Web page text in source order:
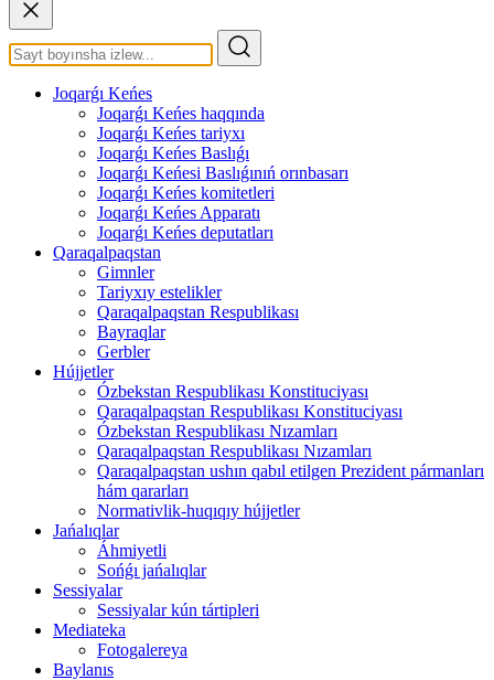
Joqarǵı Keńes
Joqarǵı Keńes haqqında
Joqarǵı Keńes tariyxı
Joqarǵı Keńes Baslıǵı
Joqarǵı Keńesi Baslıǵınıń orınbasarı
Joqarǵı Keńes komitetleri
Joqarǵı Keńes Apparatı
Joqarǵı Keńes deputatları
Qaraqalpaqstan
Gimnler
Tariyxıy estelikler
Qaraqalpaqstan Respublikası
Bayraqlar
Gerbler
Hújjetler
Ózbekstan Respublikası Konstituciyası
Qaraqalpaqstan Respublikası Konstituciyası
Ózbekstan Respublikası Nızamları
Qaraqalpaqstan Respublikası Nızamları
Qaraqalpaqstan ushın qabıl etilgen Prezident pármanları
hám qararları
Normativlik-huqıqıy hújjetler
Jańalıqlar
Áhmiyetli
Sońǵı jańalıqlar
Sessiyalar
Sessiyalar kún tártipleri
Mediateka
Fotogalereya
Baylanıs